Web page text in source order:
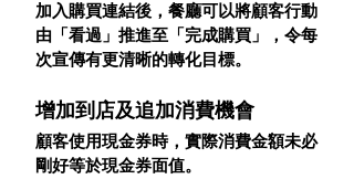
加入購買連結後，餐廳可以將顧客行動
由「看過」推進至「完成購買」，令每
次宣傳有更清晰的轉化目標。
增加到店及追加消費機會
顧客使用現金券時，實際消費金額未必
剛好等於現金券面值。